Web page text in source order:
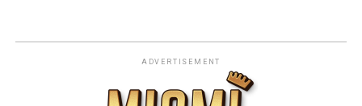
ADVERTISEMENT